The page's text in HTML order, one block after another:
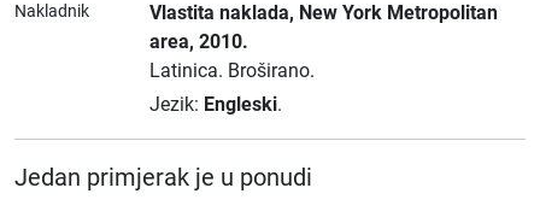
Nakladnik Vlastita naklada, New York Metropolitan
area, 2010.
Latinica. Broširano.
Jezik: Engleski.
Jedan primjerak je u ponudi